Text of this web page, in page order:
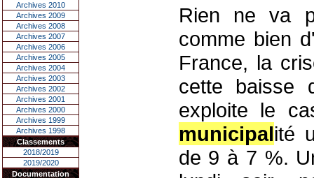
Archives 2010
Archives 2009
Archives 2008
Archives 2007
Archives 2006
Archives 2005
Archives 2004
Archives 2003
Archives 2002
Archives 2001
Archives 2000
Archives 1999
Archives 1998
Classements
2018/2019
2019/2020
Documentation
Rien ne va
comme bien
France, la
cette baisse
exploite le
municipalité
de 9 à 7 %.